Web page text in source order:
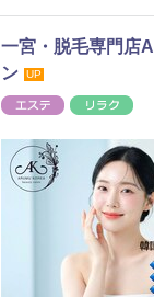
一宮・脱毛専門店
ン
UP
エステ